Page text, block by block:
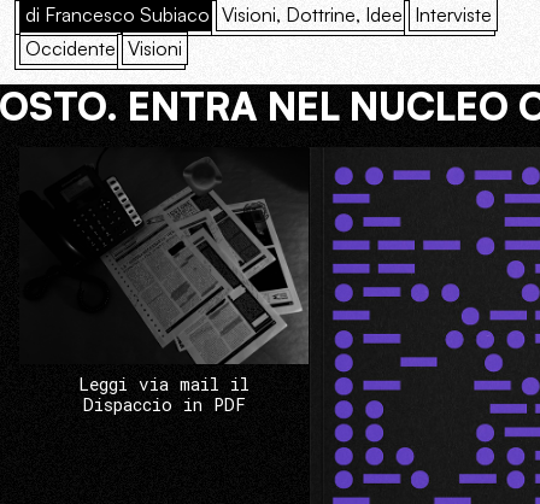
di Francesco Subiaco Visioni, Dottrine, Idee Interviste
Occidente Visioni
ENTRA NEL NUCLEO
Leggi via mail il
Dispaccio in PDF